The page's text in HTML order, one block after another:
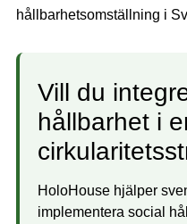
hållbarhetsomställning i
Vill du
hållbarhet i
HoloHouse hjälper
implementera social